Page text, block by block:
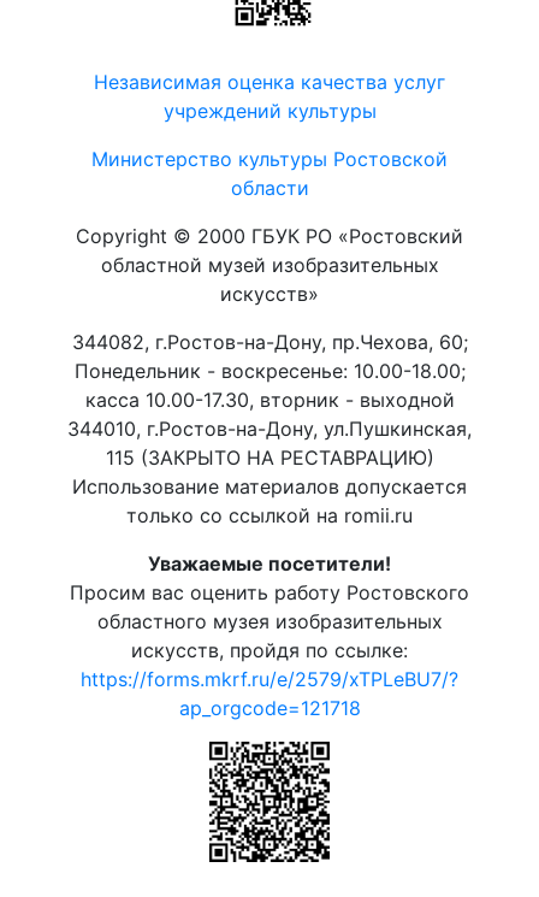
Независимая оценка качества услуг
учреждений культуры
Министерство культуры Ростовской
области
Copyright © 2000 ГБУК РО «Ростовский
областной музей изобразительных
искусств»
344082, г.Ростов-на-Дону, пр.Чехова, 60;
Понедельник - воскресенье: 10.00-18.00;
касса 10.00-17.30, вторник - выходной
344010, г.Ростов-на-Дону, ул.Пушкинская,
115 (ЗАКРЫТО НА РЕСТАВРАЦИЮ)
Использование материалов допускается
только со ссылкой на romii.ru
Уважаемые посетители!
Просим вас оценить работу Ростовского
областного музея изобразительных
искусств, пройдя по ссылке:
https://forms.mkrf.ru/e/2579/xTPLeBU7/?
ap_orgcode=121718